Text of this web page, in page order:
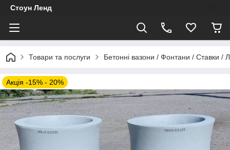
Стоун Ленд
Товари та послуги Бетонні вазони / Фонтани / Ставки /
Акція -15% - 20%